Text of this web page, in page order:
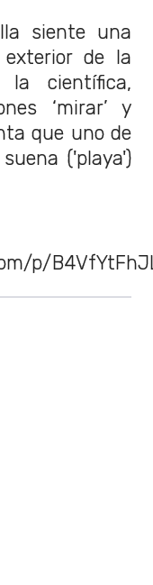
siente una
de la
la científica,
‘mirar’ y
que uno de
('playa')
p/